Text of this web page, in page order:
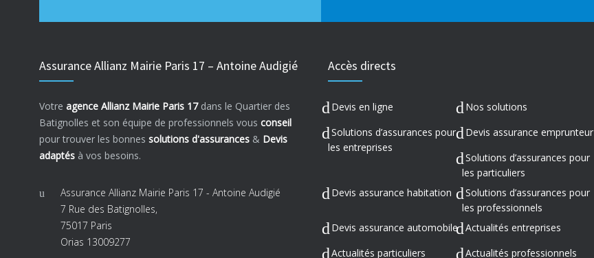
Assurance Allianz Mairie Paris 17 – Antoine Audigié
Votre agence Allianz Mairie Paris 17dans le Quartier des
Batignolles et son équipe de professionnels vous conseil
pour trouver les bonnes solutions d'assurances & Devis
adaptés à vos besoins.
Assurance Allianz Mairie Paris 17 - Antoine Audigié
7 Rue des Batignolles,
75017 Paris
Orias 13009277
Accès directs
Devis en ligne
Nos solutions
Solutions d’assurances pour
les entreprises
Devis assurance emprunteur
Solutions d’assurances pour
les particuliers
Devis assurance habitation
Solutions d’assurances pour
les professionnels
Devis assurance automobile Actualités entreprises
Actualités particuliers
Actualités professionnels